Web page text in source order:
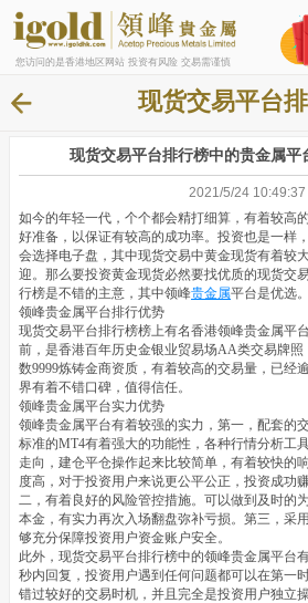
您访问的是香港地区网站 投资有风险 交易需谨慎
现货交易平台
现货交易平台排行榜中的贵金属平
2021/5/24 10:49:37
如今的年轻一代，个个都会精打细算，有着较高
好准备，以保证有较高的成功率。投资也是一样
会选择电子盘，其中现货交易中黄金现货有着较
迎。那么要投资黄金现货必然要找优质的现货交
行榜是不错的主意，其中领峰贵金属平台是优选。
领峰贵金属平台排行优势
现货交易平台排行榜榜上有名香港领峰贵金属平
前，是香港百年历史金银业贸易场AA类交易牌照
数9999炼铸金商资质，有着较高的交易量，已经
界有着不错口碑，值得信任。
领峰贵金属平台实力优势
领峰贵金属平台有着较强的实力，第一，配套的
标准的MT4有着强大的功能性，各种行情分析工
走向，建仓平仓操作起来比较简单，有着较快的
度高，对于投资用户来说更公平公正，投资成功
二，有着良好的风险管控措施。可以做到及时的
本金，有实力再次入场翻盘弥补亏损。第三，采
够充分保障投资用户资金账户安全。
此外，现货交易平台排行榜中的领峰贵金属平台
秒内回复，投资用户遇到任何问题都可以在第一
错过较好的交易时机，并且完全是投资用户独立